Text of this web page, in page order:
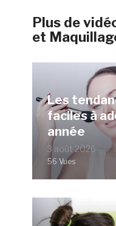
Plus de
et
Les
faciles à
année
3 août 2026
56 Vues